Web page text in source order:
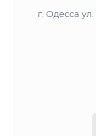
г. Одесса